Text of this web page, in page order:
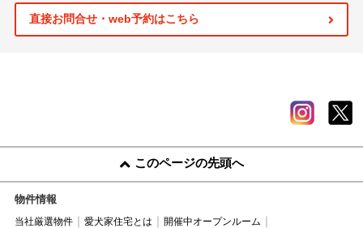
直接お問合せ・web予約はこちら
このページの先頭へ
物件情報
当社厳選物件 愛犬家住宅とは
開催中オープンルーム